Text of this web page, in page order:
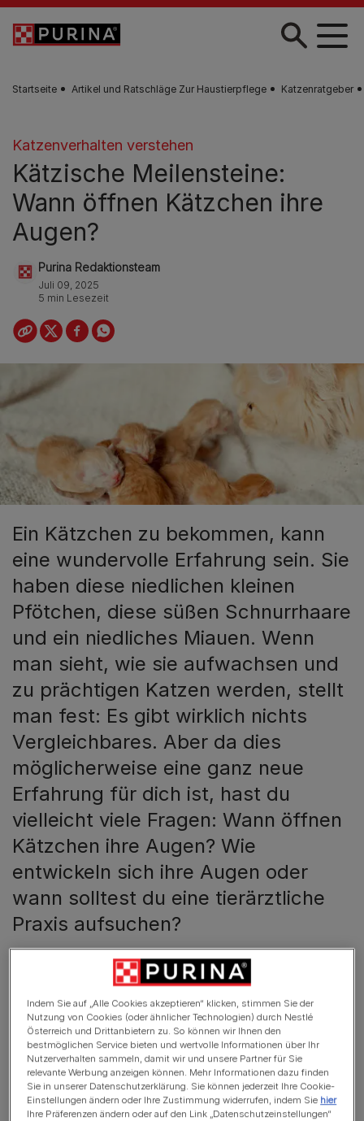
Skip to main content
Startseite Artikel und Ratschläge Zur Haustierpflege Katzenratgeber
Katzenverhalten verstehen
Kätzische Meilensteine:
Wann öffnen Kätzchen ihre
Augen?
Purina Redaktionsteam
Juli 09, 2025
5 min Lesezeit
Ein Kätzchen zu bekommen, kann
eine wundervolle Erfahrung sein. Sie
haben diese niedlichen kleinen
Pfötchen, diese süßen Schnurrhaare
und ein niedliches Miauen. Wenn
man sieht, wie sie aufwachsen und
zu prächtigen Katzen werden, stellt
man fest: Es gibt wirklich nichts
Vergleichbares. Aber da dies
möglicherweise eine ganz neue
Erfahrung für dich ist, hast du
vielleicht viele Fragen: Wann öffnen
Kätzchen ihre Augen? Wie
entwickeln sich ihre Augen oder
wann solltest du eine tierärztliche
Praxis aufsuchen?
Zu wissen, wie man sich um die Bedürfnisse eines
Kätzchens kümmert, ist für die richtige Entwicklung
unerlässlich. Im Grunde ist es ähnlich wie bei der
Versorgung eines menschlichen Babys, denn es erfordert
viel Sorgfalt, Wissen und Energie . Lies weiter, um mehr
über die ersten Lebenswochen deines Kätzchens zu
erfahren und wie du es in dieser Lebensphase am besten
unterstützen kannst.
Indem Sie auf „Alle Cookies akzeptieren“ klicken, stimmen Sie der
Nutzung von Cookies (oder ähnlicher Technologien) durch Nestlé
Österreich und Drittanbietern zu. So können wir Ihnen den
bestmöglichen Service bieten und wertvolle Informationen über Ihr
Nutzerverhalten sammeln, damit wir und unsere Partner für Sie
relevante Werbung anzeigen können. Mehr Informationen dazu finden
Sie in unserer Datenschutzerklärung. Sie können jederzeit Ihre Cookie-
Einstellungen ändern oder Ihre Zustimmung widerrufen, indem Sie hier
Ihre Präferenzen ändern oder auf den Link „Datenschutzeinstellungen“